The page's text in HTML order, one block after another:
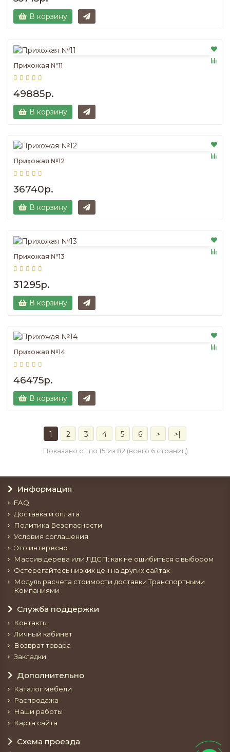
В корзину
Прихожая №11
49885р.
В корзину
Прихожая №12
36740р.
В корзину
Прихожая №13
31295р.
В корзину
Прихожая №14
46475р.
В корзину
1 2 3 4 5 6 > >|
Показано с 1 по 15 из 82 (всего 6 страниц)
Информация
FAQ
Доставка и оплата
Политика Безопасности
Условия соглашения
Это интересно
Массив дерева или ЛДСП: как не ошибиться с выбором
Остерегайтесь низких цен на других сайтах
Модуль расчета стоимости доставки Транспортными
Компаниями
Служба поддержки
Контакты
Личный кабинет
Возврат товара
Закладки
Дополнительно
Каталог мебели
Распродажа
Наши работы
Карта сайта
Схема проезда